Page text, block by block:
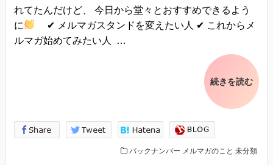
れてたんだけど、 今日から堂々とおすすめできるよう
に
✔ メルマガスタンドを変えたい人 ✔ これからメ
ルマガ始めてみたい人 …
続きを読む
バックナンバー メルマガのこと 未分類